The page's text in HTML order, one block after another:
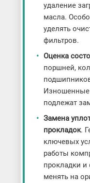
удаление
масла.
уделять
фильтров.
Оценка
поршней,
подлежат
Заменa
прокладок.
ключевых
работы
прокладки и
менять на